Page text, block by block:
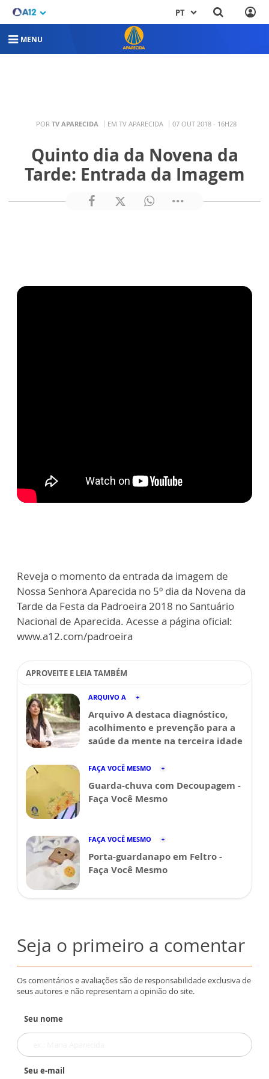
PT
MENU
POR TV APARECIDA EM TV APARECIDA 07 OUT 2018 - 16H28
Quinto dia da Novena da
Tarde: Entrada da Imagem
Reveja o momento da entrada da imagem de
Nossa Senhora Aparecida no 5º dia da Novena da
Tarde da Festa da Padroeira 2018 no Santuário
Nacional de Aparecida. Acesse a página oficial:
www.a12.com/padroeira
APROVEITE E LEIA TAMBÉM
ARQUIVO A
Arquivo A destaca diagnóstico,
acolhimento e prevenção para a
saúde da mente na terceira idade
FAÇA VOCÊ MESMO
Guarda-chuva com Decoupagem -
Faça Você Mesmo
FAÇA VOCÊ MESMO
Porta-guardanapo em Feltro -
Faça Você Mesmo
Seja o primeiro a comentar
Os comentários e avaliações são de responsabilidade exclusiva de
seus autores e não representam a opinião do site.
Seu nome
Seu e-mail